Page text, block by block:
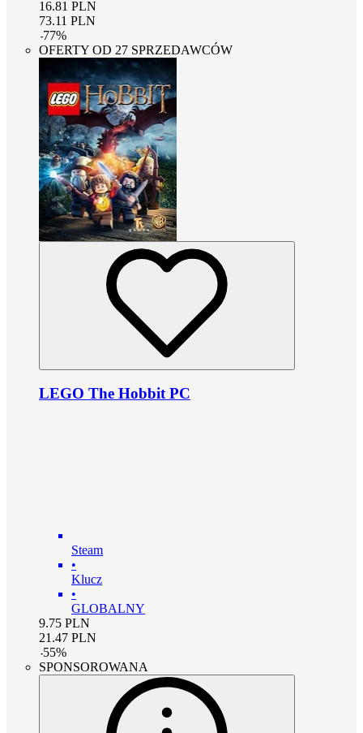
16.81 PLN
73.11 PLN
-77%
OFERTY OD 27 SPRZEDAWCÓW
LEGO The Hobbit PC
Steam
•
Klucz
•
GLOBALNY
9.75 PLN
21.47 PLN
-55%
SPONSOROWANA